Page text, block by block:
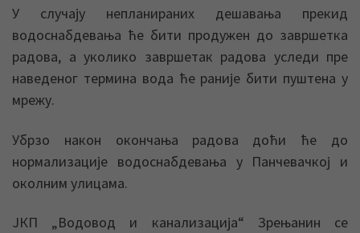
У случају непланираних дешавања прекид
водоснабдевања ће бити продужен до завршетка
радова, а уколико завршетак радова уследи пре
наведеног термина вода ће раније бити пуштена у
мрежу.
Убрзо након окончања радова доћи ће до
нормализације водоснабдевања у Панчевачкој и
околним улицама.
ЈКП „Водовод и канализација“ Зрењанин се